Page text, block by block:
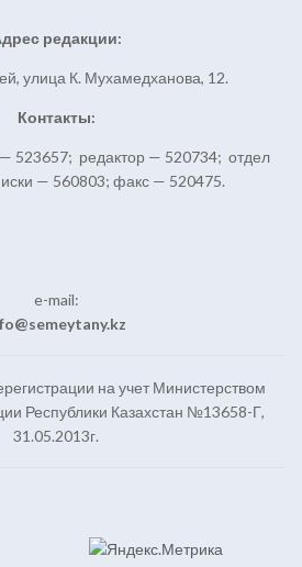
редакции:
улица К. Мухамедханова, 12.
Контакты:
523657; редактор — 520734; отдел
— 560803; факс — 520475.
e-mail:
на учет Министерством
Республики Казахстан №13658-Г,
31.05.2013г.